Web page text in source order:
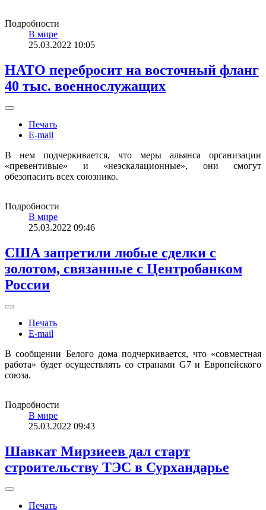
Подробности
В мире
25.03.2022 10:05
НАТО перебросит на восточный фланг
40 тыс. военнослужащих
Печать
E-mail
В нем подчеркивается, что меры альянса организации
«превентивые» и «неэскалационные», они смогут
обезопасить всех союзнико.
Подробности
В мире
25.03.2022 09:46
США запретили любые сделки с
золотом, связанные с Центробанком
России
Печать
E-mail
В сообщении Белого дома подчеркивается, что «совместная
работа» будет осуществлять со странами G7 и Европейского
союза.
Подробности
В мире
25.03.2022 09:43
Шавкат Мирзиеев дал старт
строительству ТЭС в Сурхандарье
Печать